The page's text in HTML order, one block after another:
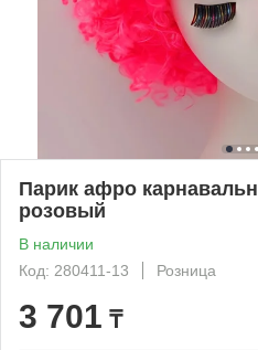
Парик афро
розовый
В наличии
Код: 280411-13
Розница
3 701 ₸